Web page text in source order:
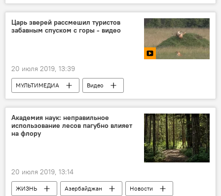
пляж
Царь зверей рассмешил туристов
забавным спуском с горы - видео
20 июля 2019, 13:39
МУЛЬТИМЕДИА
Видео
Новости мира
Новости
Академия наук: неправильное
использование лесов пагубно влияет
на флору
20 июля 2019, 13:14
ЖИЗНЬ Азербайджан Новости